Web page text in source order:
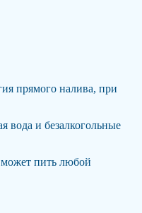
прямого налива, при
вода и безалкогольные
пить любой